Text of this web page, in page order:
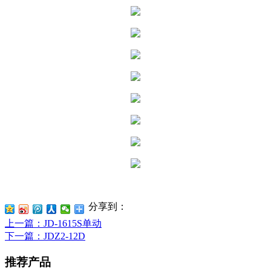
分享到：
上一篇 ：JD-1615S单动
下一篇 ：JDZ2-12D
推荐产品